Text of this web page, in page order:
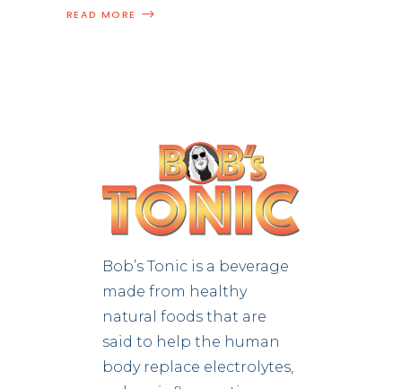
READ MORE
Bob’s Tonic is a beverage
made from healthy
natural foods that are
said to help the human
body replace electrolytes,